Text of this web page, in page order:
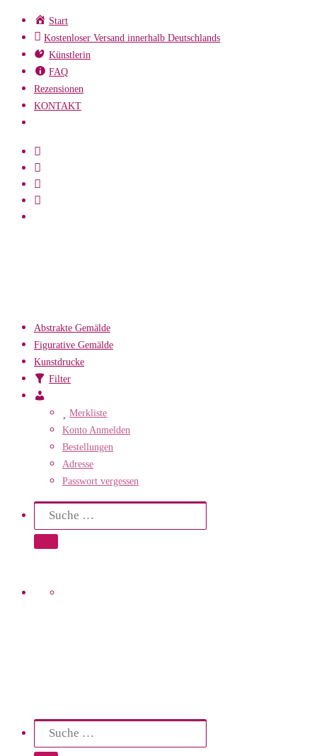
Zum
Inhalt
springen
Start
Kostenloser Versand innerhalb Deutschlands
Künstlerin
FAQ
Rezensionen
KONTAKT
Abstrakte Gemälde
Figurative Gemälde
Kunstdrucke
Filter
KontoMerkliste
Konto Anmelden
Bestellungen
Adresse
Passwort vergessen
Search
Suche
Suche …
Search
Suche